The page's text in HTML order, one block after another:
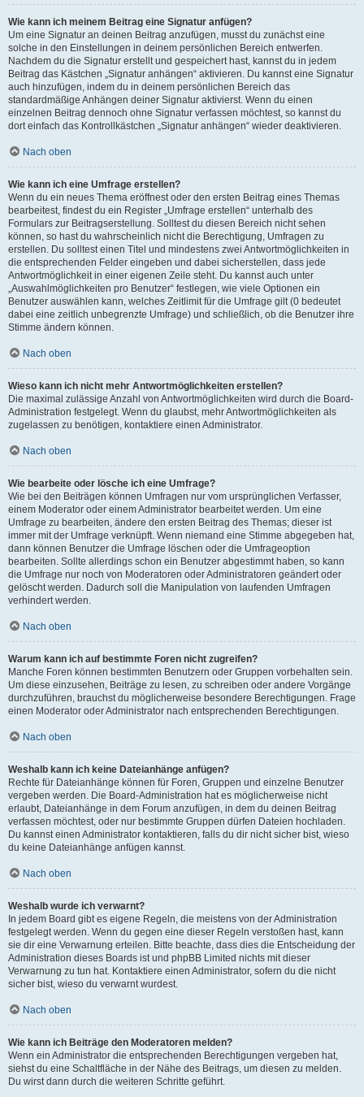
Wie kann ich meinem Beitrag eine Signatur anfügen?
Um eine Signatur an deinen Beitrag anzufügen, musst du zunächst eine
solche in den Einstellungen in deinem persönlichen Bereich entwerfen.
Nachdem du die Signatur erstellt und gespeichert hast, kannst du in jedem
Beitrag das Kästchen „Signatur anhängen“ aktivieren. Du kannst eine Signatur
auch hinzufügen, indem du in deinem persönlichen Bereich das
standardmäßige Anhängen deiner Signatur aktivierst. Wenn du einen
einzelnen Beitrag dennoch ohne Signatur verfassen möchtest, so kannst du
dort einfach das Kontrollkästchen „Signatur anhängen“ wieder deaktivieren.
Nach oben
Wie kann ich eine Umfrage erstellen?
Wenn du ein neues Thema eröffnest oder den ersten Beitrag eines Themas
bearbeitest, findest du ein Register „Umfrage erstellen“ unterhalb des
Formulars zur Beitragserstellung. Solltest du diesen Bereich nicht sehen
können, so hast du wahrscheinlich nicht die Berechtigung, Umfragen zu
erstellen. Du solltest einen Titel und mindestens zwei Antwortmöglichkeiten in
die entsprechenden Felder eingeben und dabei sicherstellen, dass jede
Antwortmöglichkeit in einer eigenen Zeile steht. Du kannst auch unter
„Auswahlmöglichkeiten pro Benutzer“ festlegen, wie viele Optionen ein
Benutzer auswählen kann, welches Zeitlimit für die Umfrage gilt (0 bedeutet
dabei eine zeitlich unbegrenzte Umfrage) und schließlich, ob die Benutzer ihre
Stimme ändern können.
Nach oben
Wieso kann ich nicht mehr Antwortmöglichkeiten erstellen?
Die maximal zulässige Anzahl von Antwortmöglichkeiten wird durch die Board-
Administration festgelegt. Wenn du glaubst, mehr Antwortmöglichkeiten als
zugelassen zu benötigen, kontaktiere einen Administrator.
Nach oben
Wie bearbeite oder lösche ich eine Umfrage?
Wie bei den Beiträgen können Umfragen nur vom ursprünglichen Verfasser,
einem Moderator oder einem Administrator bearbeitet werden. Um eine
Umfrage zu bearbeiten, ändere den ersten Beitrag des Themas; dieser ist
immer mit der Umfrage verknüpft. Wenn niemand eine Stimme abgegeben hat,
dann können Benutzer die Umfrage löschen oder die Umfrageoption
bearbeiten. Sollte allerdings schon ein Benutzer abgestimmt haben, so kann
die Umfrage nur noch von Moderatoren oder Administratoren geändert oder
gelöscht werden. Dadurch soll die Manipulation von laufenden Umfragen
verhindert werden.
Nach oben
Warum kann ich auf bestimmte Foren nicht zugreifen?
Manche Foren können bestimmten Benutzern oder Gruppen vorbehalten sein.
Um diese einzusehen, Beiträge zu lesen, zu schreiben oder andere Vorgänge
durchzuführen, brauchst du möglicherweise besondere Berechtigungen. Frage
einen Moderator oder Administrator nach entsprechenden Berechtigungen.
Nach oben
Weshalb kann ich keine Dateianhänge anfügen?
Rechte für Dateianhänge können für Foren, Gruppen und einzelne Benutzer
vergeben werden. Die Board-Administration hat es möglicherweise nicht
erlaubt, Dateianhänge in dem Forum anzufügen, in dem du deinen Beitrag
verfassen möchtest, oder nur bestimmte Gruppen dürfen Dateien hochladen.
Du kannst einen Administrator kontaktieren, falls du dir nicht sicher bist, wieso
du keine Dateianhänge anfügen kannst.
Nach oben
Weshalb wurde ich verwarnt?
In jedem Board gibt es eigene Regeln, die meistens von der Administration
festgelegt werden. Wenn du gegen eine dieser Regeln verstoßen hast, kann
sie dir eine Verwarnung erteilen. Bitte beachte, dass dies die Entscheidung der
Administration dieses Boards ist und phpBB Limited nichts mit dieser
Verwarnung zu tun hat. Kontaktiere einen Administrator, sofern du die nicht
sicher bist, wieso du verwarnt wurdest.
Nach oben
Wie kann ich Beiträge den Moderatoren melden?
Wenn ein Administrator die entsprechenden Berechtigungen vergeben hat,
siehst du eine Schaltfläche in der Nähe des Beitrags, um diesen zu melden.
Du wirst dann durch die weiteren Schritte geführt.